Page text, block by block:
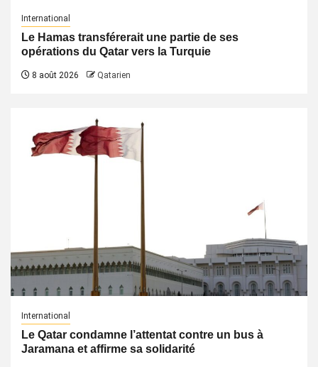
International
Le Hamas transférerait une partie de ses
opérations du Qatar vers la Turquie
8 août 2026 Qatarien
International
Le Qatar condamne l’attentat contre un bus à
Jaramana et affirme sa solidarité